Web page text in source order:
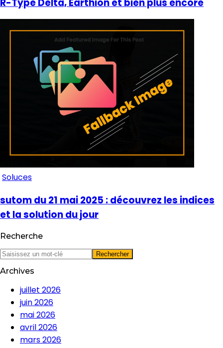
Soluces
sutom du 21 mai 2025 : découvrez les indices
et la solution du jour
Recherche
Archives
juillet 2026
juin 2026
mai 2026
avril 2026
mars 2026